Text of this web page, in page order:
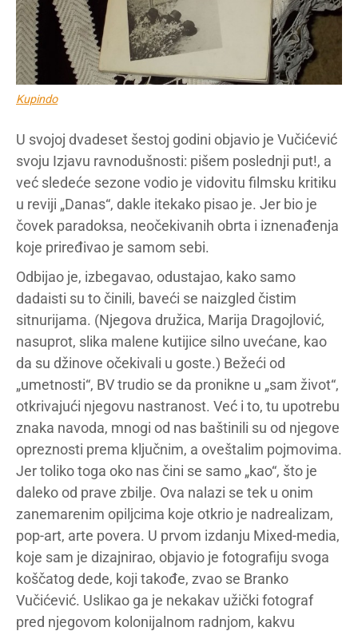
Kupindo
U svojoj dvadeset šestoj godini objavio je Vučićević
svoju Izjavu ravnodušnosti: pišem poslednji put!, a
već sledeće sezone vodio je vidovitu filmsku kritiku
u reviji „Danas“, dakle itekako pisao je. Jer bio je
čovek paradoksa, neočekivanih obrta i iznenađenja
koje priređivao je samom sebi.
Odbijao je, izbegavao, odustajao, kako samo
dadaisti su to činili, baveći se naizgled čistim
sitnurijama. (Njegova družica, Marija Dragojlović,
nasuprot, slika malene kutijice silno uvećane, kao
da su džinove očekivali u goste.) Bežeći od
„umetnosti“, BV trudio se da pronikne u „sam život“,
otkrivajući njegovu nastranost. Već i to, tu upotrebu
znaka navoda, mnogi od nas baštinili su od njegove
opreznosti prema ključnim, a oveštalim pojmovima.
Jer toliko toga oko nas čini se samo „kao“, što je
daleko od prave zbilje. Ova nalazi se tek u onim
zanemarenim opiljcima koje otkrio je nadrealizam,
pop-art, arte povera. U prvom izdanju Mixed-media,
koje sam je dizajnirao, objavio je fotografiju svoga
koščatog dede, koji takođe, zvao se Branko
Vučićević. Uslikao ga je nekakav užički fotograf
pred njegovom kolonijalnom radnjom, kakvu